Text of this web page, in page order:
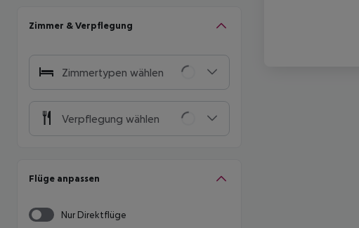
Zimmer & Verpflegung
Zimmertypen wählen
Verpflegung wählen
Flüge anpassen
Nur Direktflüge